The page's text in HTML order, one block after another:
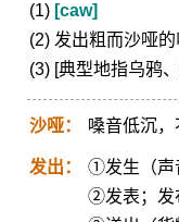
(1) [caw]
(2) 发出粗而沙哑的
(3) [典型地指乌鸦
沙哑： 嗓音低沉
发出：
①发生（声
②发表；发